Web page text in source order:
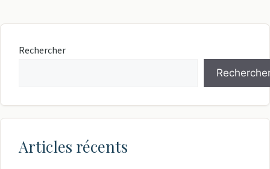
Rechercher
Articles récents